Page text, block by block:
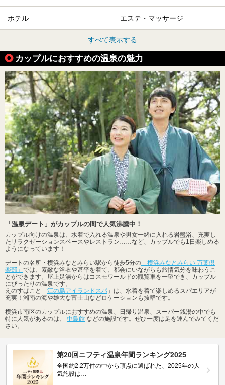
ホテル エステ・マッサージ
すべて表示する
カップルにおすすめの温泉の魅力
「温泉デート」がカップルの間で人気沸騰中！
カップル向けの温泉は、水着で入れる温泉や男女一緒に入れる岩盤浴、充実し
たリラクゼーションスペースやレストラン……など、カップルでも1日楽しめる
ようになっています！
デートの名所・横浜みなとみらい駅から徒歩5分の 「横浜みなとみらい 万葉倶
楽部」 では、素敵な浴衣や甚平を着て、都会にいながらも旅情気分を味わうこ
とができます。屋上足湯からはコスモワールドの観覧車を一望でき、カップル
にぴったりの温泉です。
えのすぱこと「江の島アイランドスパ 」は、水着を着て楽しめるスパエリアが
充実！湘南の海や雄大な富士山などロケーションも抜群です。
横浜市南区のカップルにおすすめの温泉、日帰り温泉、スーパー銭湯の中でも
特に人気があるのは、 中島館 などの施設です。ぜひ一度は足を運んでみてくだ
さい。
第20回ニフティ温泉年間ランキング2025
全国約2.2万件の中から頂点に選ばれた、2025年の人
気施設は…